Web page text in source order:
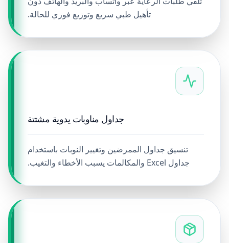
تأهيل طبي سريع وتوزيع فوري للحالة.
جداول مناوبات يدوية مشتتة
تنسيق جداول الممرضين وتغيير النوبات باستخدام
جداول Excel والمكالمات يسبب الأخطاء والتغيب.